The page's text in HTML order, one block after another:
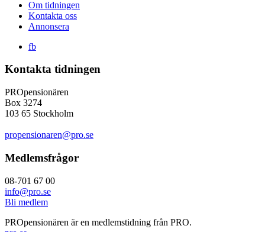
Om tidningen
Kontakta oss
Annonsera
fb
Kontakta tidningen
PROpensionären
Box 3274
103 65 Stockholm
propensionaren@pro.se
Medlemsfrågor
08-701 67 00
info@pro.se
Bli medlem
PROpensionären är en medlemstidning från PRO.